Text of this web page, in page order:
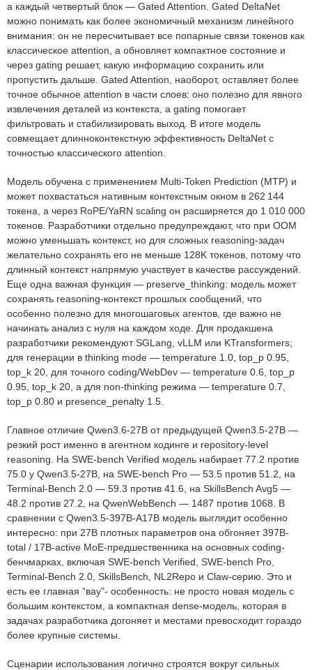
а каждый четвертый блок — Gated Attention. Gated DeltaNet
можно понимать как более экономичный механизм линейного
внимания: он не пересчитывает все попарные связи токенов как
классическое attention, а обновляет компактное состояние и
через gating решает, какую информацию сохранить или
пропустить дальше. Gated Attention, наоборот, оставляет более
точное обычное attention в части слоев: оно полезно для явного
извлечения деталей из контекста, а gating помогает
фильтровать и стабилизировать выход. В итоге модель
совмещает длинноконтекстную эффективность DeltaNet с
точностью классического attention.
Модель обучена с применением Multi-Token Prediction (MTP) и
может похвастаться нативным контекстным окном в 262 144
токена, а через RoPE/YaRN scaling он расширяется до 1 010 000
токенов. Разработчики отдельно предупреждают, что при OOM
можно уменьшать контекст, но для сложных reasoning-задач
желательно сохранять его не меньше 128K токенов, потому что
длинный контекст напрямую участвует в качестве рассуждений.
Еще одна важная функция — preserve_thinking: модель может
сохранять reasoning-контекст прошлых сообщений, что
особенно полезно для многошаговых агентов, где важно не
начинать анализ с нуля на каждом ходе. Для продакшена
разработчики рекомендуют SGLang, vLLM или KTransformers;
для генерации в thinking mode — temperature 1.0, top_p 0.95,
top_k 20, для точного coding/WebDev — temperature 0.6, top_p
0.95, top_k 20, а для non-thinking режима — temperature 0.7,
top_p 0.80 и presence_penalty 1.5.
Главное отличие Qwen3.6-27B от предыдущей Qwen3.5-27B —
резкий рост именно в агентном кодинге и repository-level
reasoning. На SWE-bench Verified модель набирает 77.2 против
75.0 у Qwen3.5-27B, на SWE-bench Pro — 53.5 против 51.2, на
Terminal-Bench 2.0 — 59.3 против 41.6, на SkillsBench Avg5 —
48.2 против 27.2, на QwenWebBench — 1487 против 1068. В
сравнении с Qwen3.5-397B-A17B модель выглядит особенно
интересно: при 27B плотных параметров она обгоняет 397B-
total / 17B-active MoE-предшественника на основных coding-
бенчмарках, включая SWE-bench Verified, SWE-bench Pro,
Terminal-Bench 2.0, SkillsBench, NL2Repo и Claw-серию. Это и
есть ее главная “вау”- особенность: не просто новая модель с
большим контекстом, а компактная dense-модель, которая в
задачах разработчика догоняет и местами превосходит гораздо
более крупные системы.
Сценарии использования логично строятся вокруг сильных